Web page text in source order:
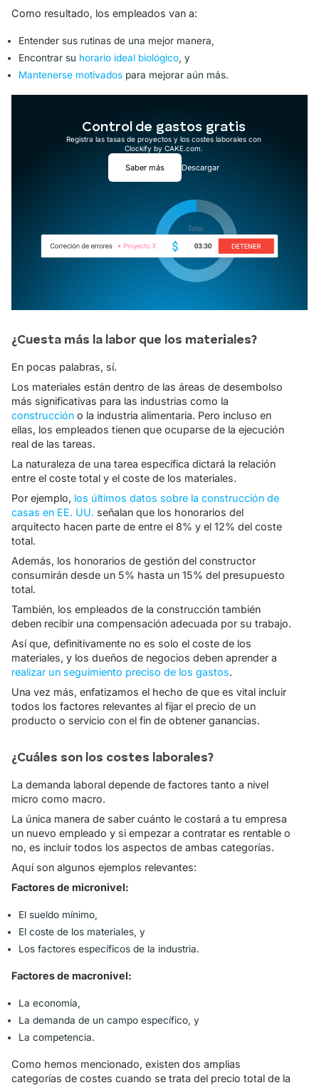
Como resultado, los empleados van a:
Entender sus rutinas de una mejor manera,
Encontrar su horario ideal biológico , y
Mantenerse motivados para mejorar aún más.
Control de gastos gratis
Registra las tasas de proyectos y los costes laborales con
Clockify by CAKE.com.
Saber más Descargar
¿Cuesta más la labor que los materiales?
En pocas palabras, sí.
Los materiales están dentro de las áreas de desembolso
más significativas para las industrias como la
construcción o la industria alimentaria. Pero incluso en
ellas, los empleados tienen que ocuparse de la ejecución
real de las tareas.
La naturaleza de una tarea específica dictará la relación
entre el coste total y el coste de los materiales.
Por ejemplo, los últimos datos sobre la construcción de
casas en EE. UU. señalan que los honorarios del
arquitecto hacen parte de entre el 8% y el 12% del coste
total.
Además, los honorarios de gestión del constructor
consumirán desde un 5% hasta un 15% del presupuesto
total.
También, los empleados de la construcción también
deben recibir una compensación adecuada por su trabajo.
Así que, definitivamente no es solo el coste de los
materiales, y los dueños de negocios deben aprender a
realizar un seguimiento preciso de los gastos.
Una vez más, enfatizamos el hecho de que es vital incluir
todos los factores relevantes al fijar el precio de un
producto o servicio con el fin de obtener ganancias.
¿Cuáles son los costes laborales?
La demanda laboral depende de factores tanto a nivel
micro como macro.
La única manera de saber cuánto le costará a tu empresa
un nuevo empleado y si empezar a contratar es rentable o
no, es incluir todos los aspectos de ambas categorías.
Aquí son algunos ejemplos relevantes:
Factores de micronivel:
El sueldo mínimo,
El coste de los materiales, y
Los factores específicos de la industria.
Factores de macronivel:
La economía,
La demanda de un campo específico, y
La competencia.
Como hemos mencionado, existen dos amplias
categorías de costes cuando se trata del precio total de la